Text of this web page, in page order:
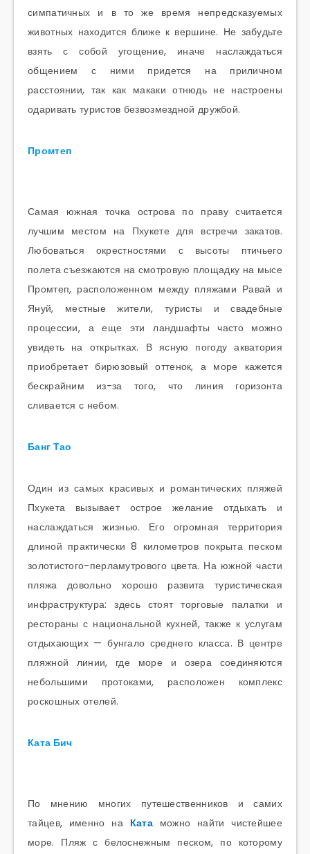
симпатичных и в то же время непредсказуемых
животных находится ближе к вершине. Не забудьте
взять с собой угощение, иначе наслаждаться
общением с ними придется на приличном
расстоянии, так как макаки отнюдь не настроены
одаривать туристов безвозмездной дружбой.
Промтеп
Самая южная точка острова по праву считается
лучшим местом на Пхукете для встречи закатов.
Любоваться окрестностями с высоты птичьего
полета съезжаются на смотровую площадку на мысе
Промтеп, расположенном между пляжами Равай и
Януй, местные жители, туристы и свадебные
процессии, а еще эти ландшафты часто можно
увидеть на открытках. В ясную погоду акватория
приобретает бирюзовый оттенок, а море кажется
бескрайним из-за того, что линия горизонта
сливается с небом.
Банг Тао
Один из самых красивых и романтических пляжей
Пхукета вызывает острое желание отдыхать и
наслаждаться жизнью. Его огромная территория
длиной практически 8 километров покрыта песком
золотистого-перламутрового цвета. На южной части
пляжа довольно хорошо развита туристическая
инфраструктура: здесь стоят торговые палатки и
рестораны с национальной кухней, также к услугам
отдыхающих — бунгало среднего класса. В центре
пляжной линии, где море и озера соединяются
небольшими протоками, расположен комплекс
роскошных отелей.
Ката Бич
По мнению многих путешественников и самих
тайцев, именно на Ката можно найти чистейшее
море. Пляж с белоснежным песком, по которому